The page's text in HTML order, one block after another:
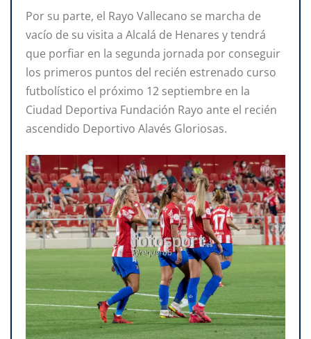
Por su parte, el Rayo Vallecano se marcha de
vacío de su visita a Alcalá de Henares y tendrá
que porfiar en la segunda jornada por conseguir
los primeros puntos del recién estrenado curso
futbolístico el próximo 12 septiembre en la
Ciudad Deportiva Fundación Rayo ante el recién
ascendido Deportivo Alavés Gloriosas.